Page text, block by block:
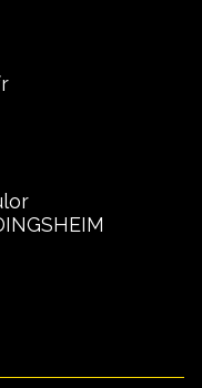
DINGSHEIM